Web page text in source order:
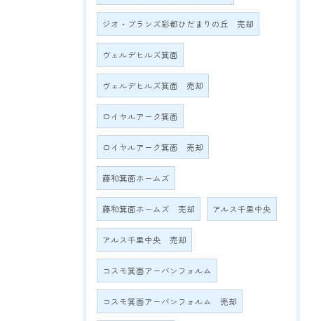
ジオ・ブランズ彩都ひだまりの丘 売却
ヴェルデヒルズ箕面
ヴェルデヒルズ箕面 売却
ロイヤルアーク箕面
ロイヤルアーク箕面 売却
藤和箕面ホームズ
藤和箕面ホームズ 売却 アルス千里中央
アルス千里中央 売却
コスモ箕面アーバンフォルム
コスモ箕面アーバンフォルム 売却